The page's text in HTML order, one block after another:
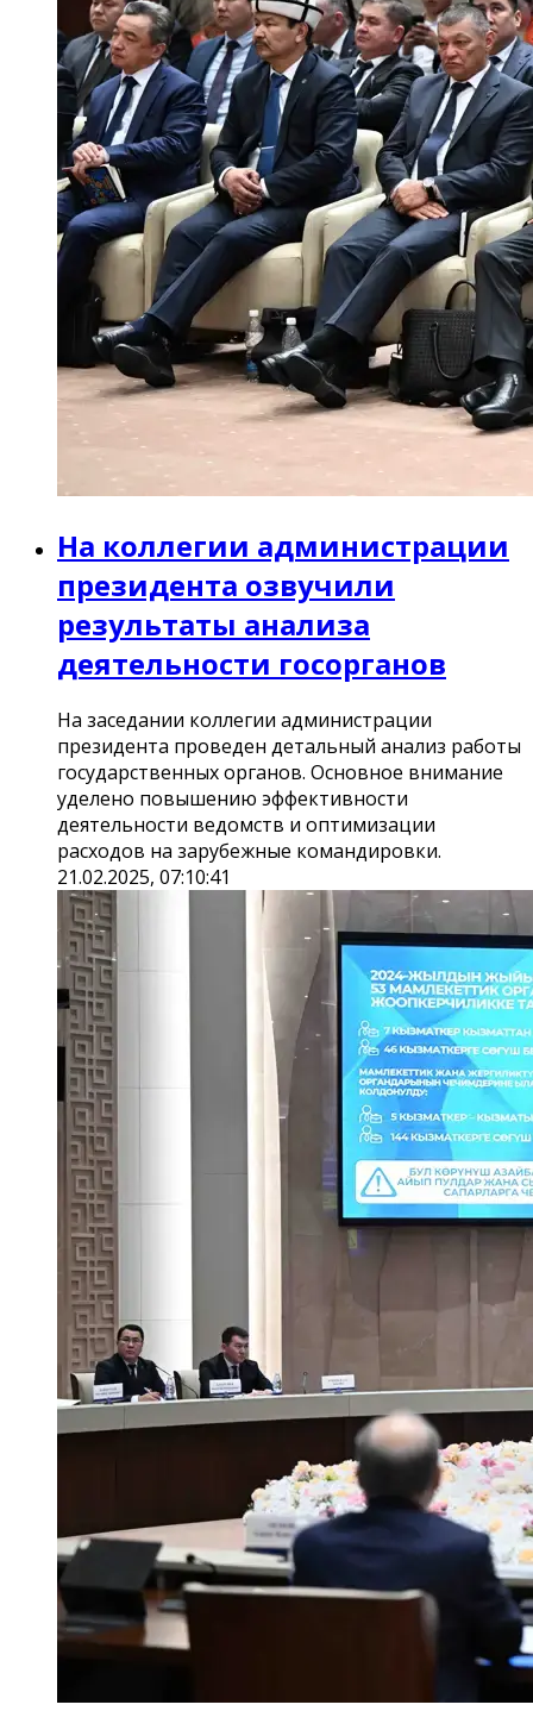
На коллегии администрации
президента озвучили
результаты анализа
деятельности госорганов
На заседании коллегии администрации
президента проведен детальный анализ работы
государственных органов. Основное внимание
уделено повышению эффективности
деятельности ведомств и оптимизации
расходов на зарубежные командировки.
21.02.2025, 07:10:41